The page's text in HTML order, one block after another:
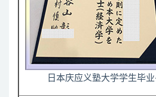
日本庆应义塾大学学生毕